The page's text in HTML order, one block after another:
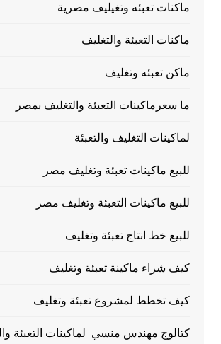
ماكنات تعبئه وتغيليف مصرية
ماكنات التعبئة والتغليف
ماكن تعبئه وتغليف
ما سعرماكينات التعبئة والتغليف بمصر
لماكينات التغليف والتعبئة
للبيع ماكينات تعبئة وتغليف مصر
للبيع ماكينات التعبئة وتغليف مصر
للبيع خط انتاج تعبئة وتغليف
كيف شراء ماكينة تعبئة وتغليف
كيف تخطط لمشروع تعبئة وتغليف
كتالوج مهندس منسي لماكينات التعبئة